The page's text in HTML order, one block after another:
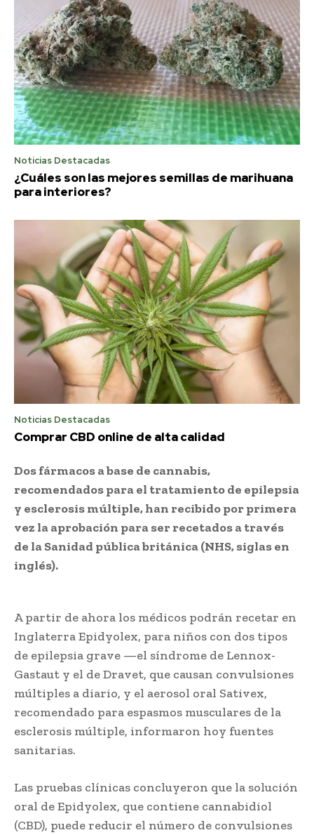
Noticias Destacadas
¿Cuáles son las mejores semillas de marihuana
para interiores?
Noticias Destacadas
Comprar CBD online de alta calidad
Dos fármacos a base de cannabis,
recomendados para el tratamiento de epilepsia
y esclerosis múltiple, han recibido por primera
vez la aprobación para ser recetados a través
de la Sanidad pública británica (NHS, siglas en
inglés).
A partir de ahora los médicos podrán recetar en
Inglaterra Epidyolex, para niños con dos tipos
de epilepsia grave —el síndrome de Lennox-
Gastaut y el de Dravet, que causan convulsiones
múltiples a diario, y el aerosol oral Sativex,
recomendado para espasmos musculares de la
esclerosis múltiple, informaron hoy fuentes
sanitarias.
Las pruebas clínicas concluyeron que la solución
oral de Epidyolex, que contiene cannabidiol
(CBD), puede reducir el número de convulsiones